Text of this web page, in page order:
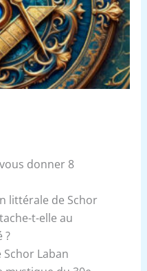
donner 8
littérale de Schor
t-elle au
?
Laban